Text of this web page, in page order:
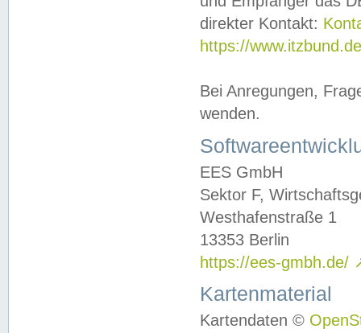
direkter Kontakt:
https://
Bei Anregungen,
wenden.
EES GmbH
Sektor F,
Westhafenstraße 1
13353 Berlin
https://ees-gmbh.de/
Kartenmaterial
Kartendaten ©